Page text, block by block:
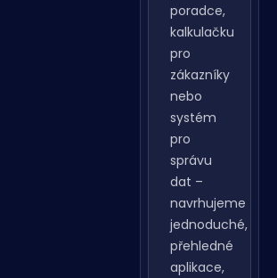
interní
nástroj
pro
poradce,
kalkulačku
pro
zákazníky
nebo
systém
pro
správu
dat –
navrhujeme